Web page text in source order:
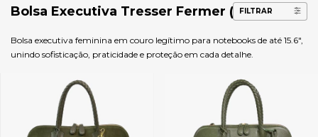
Bolsa Executiva Tresser Fermer (15.6")
FILTRAR
Bolsa executiva feminina em couro legítimo para notebooks de até 15.6",
unindo sofisticação, praticidade e proteção em cada detalhe.